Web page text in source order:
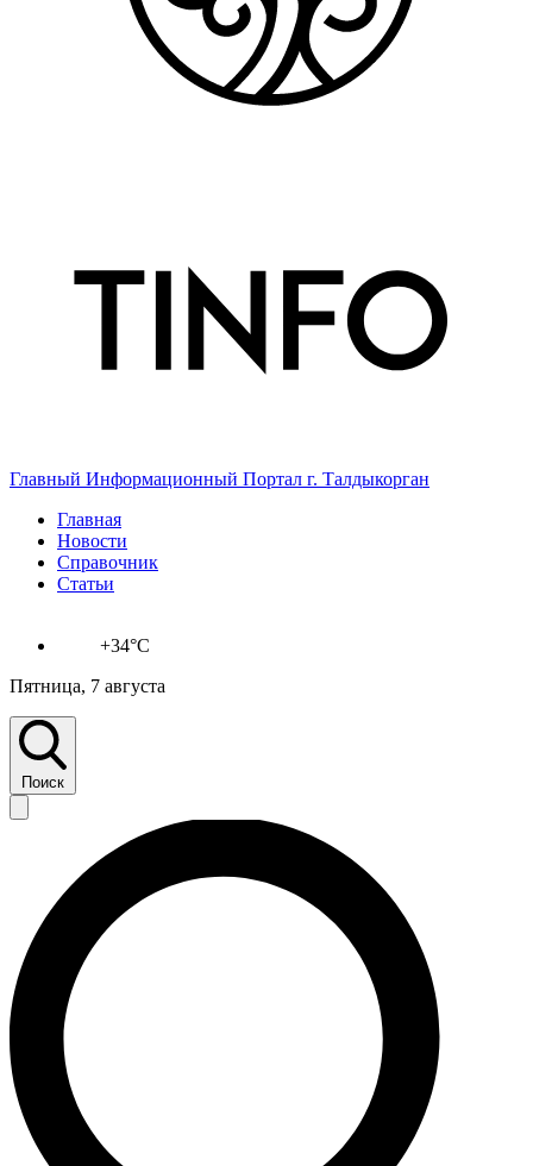
Главный Информационный Портал г. Талдыкорган
Главная
Новости
Справочник
Статьи
+34°C
Пятница, 7 августа
Поиск